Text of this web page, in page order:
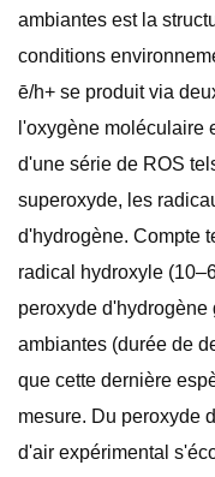
ambiantes est la
conditions
ē/h+ se produit via
l'oxygène moléculaire
d'une série de ROS
superoxyde, les
d'hydrogène. Compte
radical hydroxyle
peroxyde
ambiantes (durée de
que cette dernière
mesure. Du peroxyde
d'air expérimental